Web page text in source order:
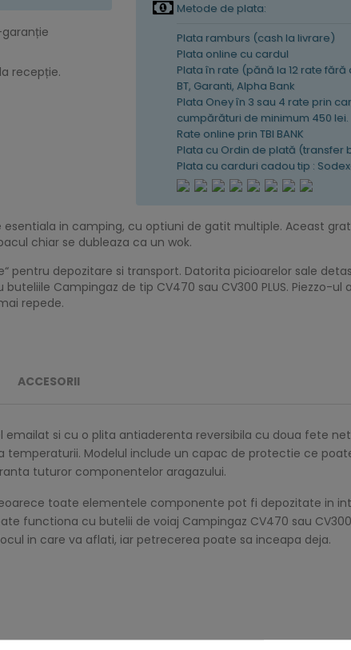
recepție.
Metode de plata:
Plata ramburs (cash la livrare)
Plata online cu cardul
Plata în rate (pănă la 12 rate
BT, Garanti, Alpha Bank
Plata Oney în 3 sau 4 rate prin
cumpărături de minimum 450 lei.
Rate online prin TBI BANK
Plata cu Ordin de plată (transfer
Plata cu carduri cadou tip :
esentiala in camping, cu optiuni de gatit multiple. Aceast
chiar se dubleaza ca un wok.
pentru depozitare si transport. Datorita picioarelor sale
Campingaz de tip CV470 sau CV300 PLUS. Piezzo-
repede.
ACCESORII
si cu o plita antiaderenta reversibila cu doua fete
Modelul include un capac de protectie ce
tuturor componentelor aragazului.
toate elementele componente pot fi depozitate in
functiona cu butelii de voiaj Campingaz CV470 sau CV300
in care va aflati, iar petrecerea poate sa inceapa deja.